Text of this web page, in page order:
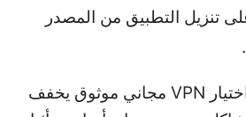
تنزيل التطبيق من المصدر
لماذا يهم هذا؟ لأن اختيار VPN مجاني موثوق يخفف